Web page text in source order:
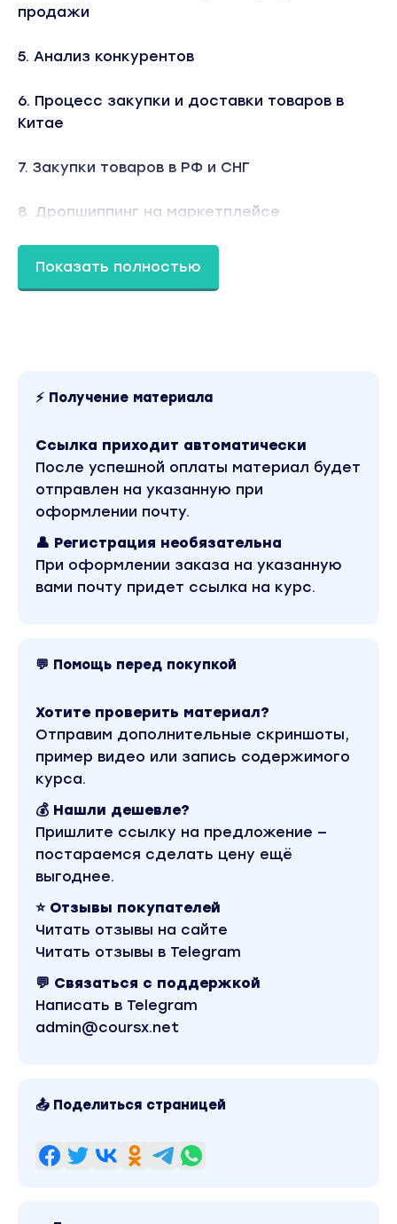
продажи
5. Анализ конкурентов
6. Процесс закупки и доставки товаров в
Китае
7. Закупки товаров в РФ и СНГ
8. Дропшиппинг на маркетплейсе
12. Подготовка товара на маркетплейсы
(2021)». Это материал 2021 года. В магазине
Coursx.net данный материал доступен за 99
рублей. Обучающий курс входит в рубрику
«Бизнес, менеджмент, продажи». Другие
материалы автора «Арсений Шульгин» можно
найти через поиск по сайту.
Показать полностью
⚡ Получение материала
Ссылка приходит автоматически
После успешной оплаты материал будет
отправлен на указанную при
оформлении почту.
👤 Регистрация необязательна
При оформлении заказа на указанную
вами почту придет ссылка на курс.
💬 Помощь перед покупкой
Хотите проверить материал?
Отправим дополнительные скриншоты,
пример видео или запись содержимого
курса.
💰 Нашли дешевле?
Пришлите ссылку на предложение —
постараемся сделать цену ещё
выгоднее.
⭐ Отзывы покупателей
Читать отзывы на сайте
Читать отзывы в Telegram
💬 Связаться с поддержкой
Написать в Telegram
admin@coursx.net
📤 Поделиться страницей